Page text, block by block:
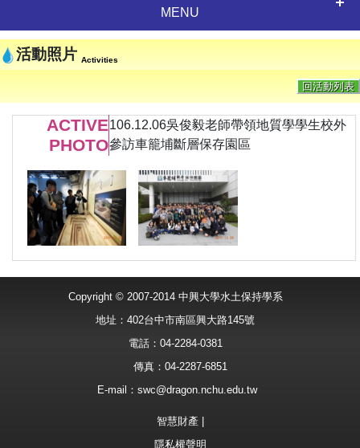
MENU
活動照片 Activities
回活動列表
ACTIVE
PHOTO
106.12.06吳俊毅老師帶領地質學學生校外
參訪車籠埔斷層保存園區
Copyright © 2007-2014 中興大學水土保持學系
地址：402台中市南區興大路145號
電話：04-2284-0381
傳真：04-2287-6851
E-mail： swc@dragon.nchu.edu.tw
智慧財產
隱私權聲明